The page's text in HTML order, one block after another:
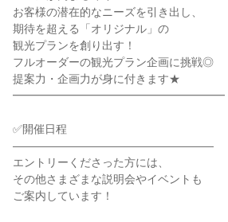
お客様の潜在的なニーズを引き出し、
期待を超える「オリジナル」の
観光プランを創り出す！
フルオーダーの観光プラン企画に挑戦◎
提案力・企画力が身に付きます★
━━━━━━━━━━━━━━━━━━━
✅開催日程
――――――――――――――――――
エントリーくださった方には、
その他さまざまな説明会やイベントも
ご案内しています！